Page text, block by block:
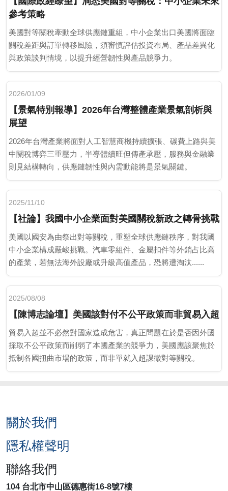
參考策略
美國對等關稅牽動全球供應鏈重組，中小企業出口美國將面臨
關稅差距與訂單轉移風險，須審慎評估投資布局、產品差異化
與政策談判情境，以提升經營韌性與產品競爭力。
2026/01/09
【景氣特別報導】2026年台灣整體產業景氣剖析與
展望
2026年台灣產業將面對人工智慧商機持續擴張、碳費上路與美
中關稅博弈三重壓力，半導體續旺但傳產承壓，服務與金融業
則見結構轉向，供應鏈韌性與內需動能將是景氣關鍵。
2025/11/10
【社論】我國中小企業面對美國關稅新政之轉骨挑戰
美國以國安為由祭出對等關稅，重塑全球供應鏈秩序，對我國
中小企業構成嚴峻挑戰。汽車零組件、金屬扣件等外銷占比高
的產業，若無法海外設廠或升級高值產品，恐將遭淘汰......
2025/08/08
【陳博志論壇】美國該對付不公平政策而非貿易入超
貿易入超並不必然對國家造成危害，真正問題在於是否因外國
採取不公平政策而削弱了本國產業的競爭力，美國應該聚焦於
抵制各國扭曲市場的政策，而非單就入超課徵對等關稅。
關於我們
隱私權聲明
聯絡我們
104 台北市中山區德惠街16-8號7樓